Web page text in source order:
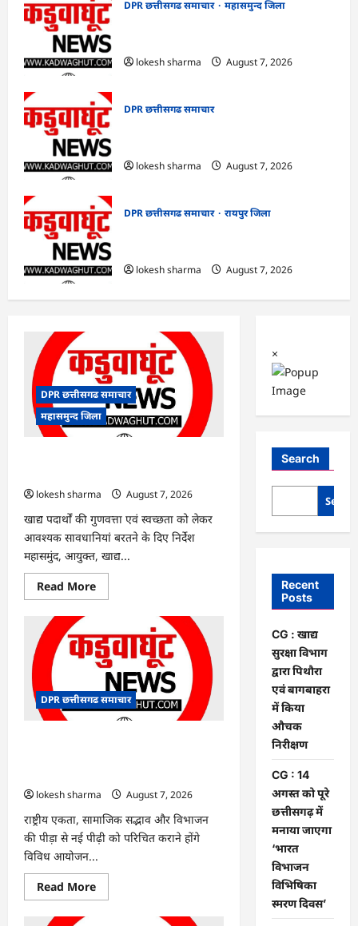
DPR छत्तीसगढ समाचार
महासमुन्द जिला
lokesh sharma
August 7, 2026
DPR छत्तीसगढ समाचार
lokesh sharma
August 7, 2026
DPR छत्तीसगढ समाचार
रायपुर जिला
lokesh sharma
August 7, 2026
DPR छत्तीसगढ समाचार
महासमुन्द जिला
lokesh sharma
August 7, 2026
खाद्य पदार्थों की गुणवत्ता एवं स्वच्छता को लेकर
आवश्यक सावधानियां बरतने के दिए निर्देश
महासमुंद, आयुक्त, खाद्य...
Read MoreRead
more
:
खाद्य
सुरक्षा
विभाग
द्वारा
पिथौरा
एवं
बागबाहरा
DPR छत्तीसगढ समाचार
lokesh sharma
August 7, 2026
राष्ट्रीय एकता, सामाजिक सद्भाव और विभाजन
की पीड़ा से नई पीढ़ी को परिचित कराने होंगे
विविध आयोजन...
Read MoreRead
more
×
Search
Recent
Posts
CG : खाद्य
सुरक्षा विभाग
द्वारा पिथौरा
एवं बागबाहरा
में किया
औचक
निरीक्षण
CG : 14
अगस्त को पूरे
छत्तीसगढ़ में
मनाया जाएगा
‘भारत
विभाजन
विभिषिका
स्मरण दिवस’